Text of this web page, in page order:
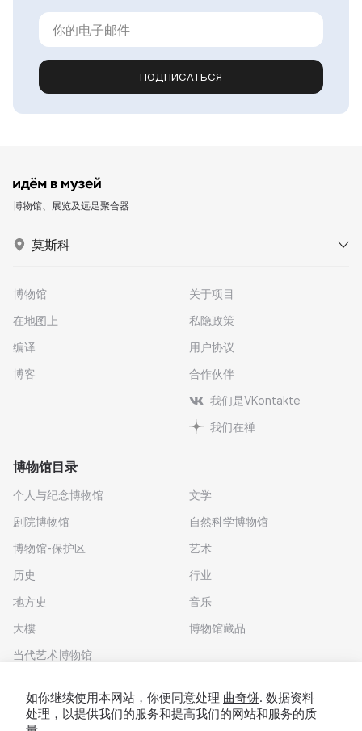
ПОДПИСАТЬСЯ
博物馆、展览及远足聚合器
莫斯科
博物馆
在地图上
编译
博客
关于项目
私隐政策
用户协议
合作伙伴
我们是VKontakte
我们在禅
博物馆目录
个人与纪念博物馆
剧院博物馆
博物馆-保护区
历史
地方史
大樓
当代艺术博物馆
文学
自然科学博物馆
艺术
行业
音乐
博物馆藏品
如你继续使用本网站，你便同意处理 曲奇饼. 数据资料
处理，以提供我们的服务和提高我们的网站和服务的质